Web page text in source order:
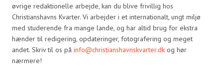
øvrige redaktionelle arbejde, kan du blive frivillig hos
Christianshavns Kvarter. Vi arbejder i et internationalt, ungt miljø
med studerende fra mange lande, og har altid brug for ekstra
hænder til redigering, opdateringer, fotografering og meget
andet. Skriv til os på info@christianshavnskvarter.dk og hør
nærmere!